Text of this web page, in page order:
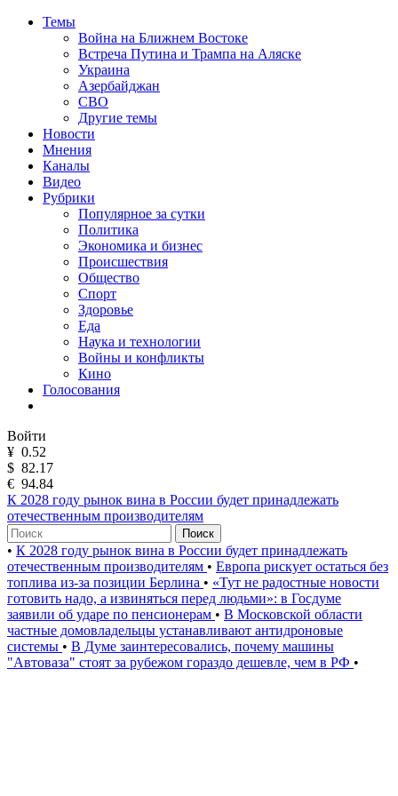
Темы
Война на Ближнем Востоке
Встреча Путина и Трампа на Аляске
Украина
Азербайджан
СВО
Другие темы
Новости
Мнения
Каналы
Видео
Рубрики
Популярное за сутки
Политика
Экономика и бизнес
Происшествия
Общество
Спорт
Здоровье
Еда
Наука и технологии
Войны и конфликты
Кино
Голосования
Войти
¥ 0.52
$ 82.17
€ 94.84
К 2028 году рынок вина в России будет принадлежать
отечественным производителям
Поиск
• К 2028 году рынок вина в России будет принадлежать
отечественным производителям • Европа рискует остаться без
топлива из-за позиции Берлина • «Тут не радостные новости
готовить надо, а извиняться перед людьми»: в Госдуме
заявили об ударе по пенсионерам • В Московской области
частные домовладельцы устанавливают антидроновые
системы • В Думе заинтересовались, почему машины
"Автоваза" стоят за рубежом гораздо дешевле, чем в РФ •